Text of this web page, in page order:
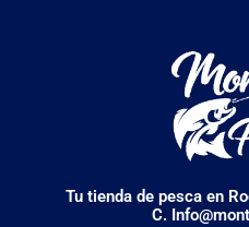
Tu tienda de pesca en
C.